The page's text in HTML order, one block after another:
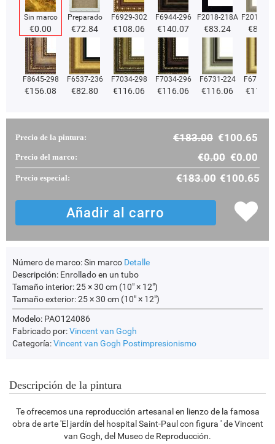
Sin marco
€0.00
Preparado
€72.84
F6929-302
€108.06
F6944-296
€140.07
F2018-218A
€83.24
F2018-
€83.24
F8645-298
€156.08
F6537-236
€82.80
F7034-298
€116.06
F7034-296
€116.06
F6731-224
€116.06
F6731-
€
Precio de la pintura: €183.00 €100.65
Precio del marco: €0.00 €0.00
Precio especial: €183.00 €100.65
Número de marco:Sin marco Detalle
Descripción: Enrollado en un tubo
Tamaño interior:25 × 30 cm (10" × 12")
Tamaño exterior:25 × 30 cm (10" × 12")
Modelo: PAO124086
Fabricado por:Vincent van Gogh
Categoría:Vincent van Gogh Postimpresionismo
Descripción de la pintura
Te ofrecemos una reproducción artesanal en lienzo de la famosa
obra de arte 'El jardín del hospital Saint-Paul con figura ' de Vincent
van Gogh, del Museo de Reproducción.